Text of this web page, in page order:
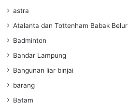
astra
Atalanta dan Tottenham Babak Belur
Badminton
Bandar Lampung
Bangunan liar binjai
barang
Batam